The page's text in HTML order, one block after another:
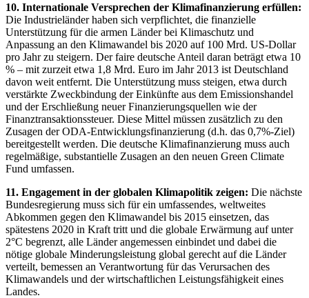
10. Internationale Versprechen der Klimafinanzierung erfüllen:
Die Industrieländer haben sich verpflichtet, die finanzielle
Unterstützung für die armen Länder bei Klimaschutz und
Anpassung an den Klimawandel bis 2020 auf 100 Mrd. US-Dollar
pro Jahr zu steigern. Der faire deutsche Anteil daran beträgt etwa 10
% – mit zurzeit etwa 1,8 Mrd. Euro im Jahr 2013 ist Deutschland
davon weit entfernt. Die Unterstützung muss steigen, etwa durch
verstärkte Zweckbindung der Einkünfte aus dem Emissionshandel
und der Erschließung neuer Finanzierungsquellen wie der
Finanztransaktionssteuer. Diese Mittel müssen zusätzlich zu den
Zusagen der ODA-Entwicklungsfinanzierung (d.h. das 0,7%-Ziel)
bereitgestellt werden. Die deutsche Klimafinanzierung muss auch
regelmäßige, substantielle Zusagen an den neuen Green Climate
Fund umfassen.
11. Engagement in der globalen Klimapolitik zeigen: Die nächste
Bundesregierung muss sich für ein umfassendes, weltweites
Abkommen gegen den Klimawandel bis 2015 einsetzen, das
spätestens 2020 in Kraft tritt und die globale Erwärmung auf unter
2°C begrenzt, alle Länder angemessen einbindet und dabei die
nötige globale Minderungsleistung global gerecht auf die Länder
verteilt, bemessen an Verantwortung für das Verursachen des
Klimawandels und der wirtschaftlichen Leistungsfähigkeit eines
Landes.